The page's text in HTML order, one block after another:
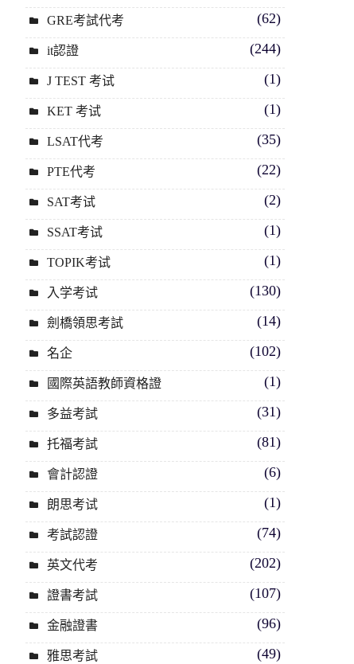
GRE考試代考 (62)
it認證 (244)
J TEST 考试 (1)
KET 考试 (1)
LSAT代考 (35)
PTE代考 (22)
SAT考试 (2)
SSAT考试 (1)
TOPIK考试 (1)
入学考试 (130)
劍橋領思考試 (14)
名企 (102)
國際英語教師資格證 (1)
多益考試 (31)
托福考試 (81)
會計認證 (6)
朗思考试 (1)
考試認證 (74)
英文代考 (202)
證書考試 (107)
金融證書 (96)
雅思考試 (49)